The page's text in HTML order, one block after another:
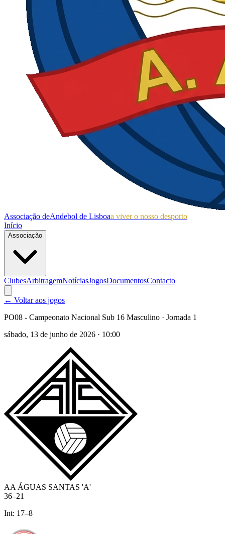
Associação deAndebol de Lisboaa viver o nosso desporto
Início
Associação
ClubesArbitragemNotíciasJogosDocumentosContacto
← Voltar aos jogos
PO08 - Campeonato Nacional Sub 16 Masculino · Jornada 1
sábado, 13 de junho de 2026 · 10:00
AA ÁGUAS SANTAS 'A'
36–21
Int: 17–8